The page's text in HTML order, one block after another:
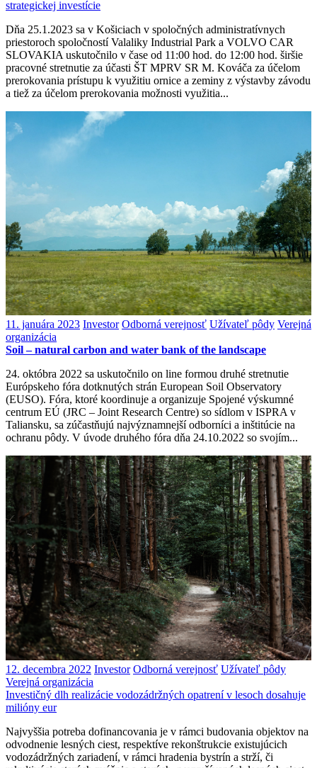
strategickej investície
Dňa 25.1.2023 sa v Košiciach v spoločných administratívnych
priestoroch spoločností Valaliky Industrial Park a VOLVO CAR
SLOVAKIA uskutočnilo v čase od 11:00 hod. do 12:00 hod. širšie
pracovné stretnutie za účasti ŠT MPRV SR M. Kováča za účelom
prerokovania prístupu k využitiu ornice a zeminy z výstavby závodu
a tiež za účelom prerokovania možnosti využitia...
11. januára 2023 Investor Odborná verejnosť Užívateľ pôdy Verejná
organizácia
Soil – natural carbon and water bank of the landscape
24. októbra 2022 sa uskutočnilo on line formou druhé stretnutie
Európskeho fóra dotknutých strán European Soil Observatory
(EUSO). Fóra, ktoré koordinuje a organizuje Spojené výskumné
centrum EÚ (JRC – Joint Research Centre) so sídlom v ISPRA v
Taliansku, sa zúčastňujú najvýznamnejší odborníci a inštitúcie na
ochranu pôdy. V úvode druhého fóra dňa 24.10.2022 so svojím...
12. decembra 2022 Investor Odborná verejnosť Užívateľ pôdy
Verejná organizácia
Investičný dlh realizácie vodozádržných opatrení v lesoch dosahuje
milióny eur
Najvyššia potreba dofinancovania je v rámci budovania objektov na
odvodnenie lesných ciest, respektíve rekonštrukcie existujúcich
vodozádržných zariadení, v rámci hradenia bystrín a strží, či